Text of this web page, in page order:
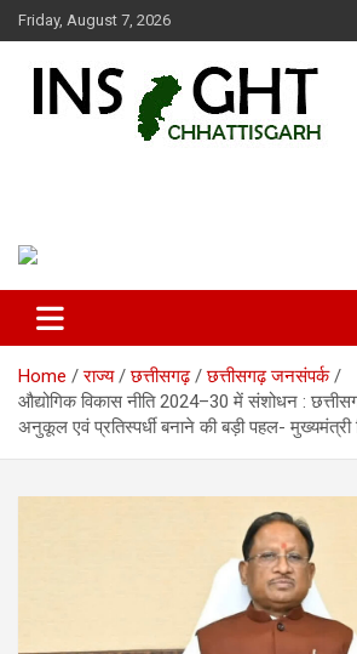
Skip
to
Friday, August 7, 2026
Home राज्य छत्तीसगढ़
छत्तीसगढ़ जनसंपर्क
औद्योगिक विकास नीति 2024–30 में संशोधन :
अनुकूल एवं प्रतिस्पर्धी बनाने की बड़ी पहल- मुख्यमंत्री